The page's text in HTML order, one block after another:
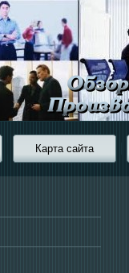
Карта сайта